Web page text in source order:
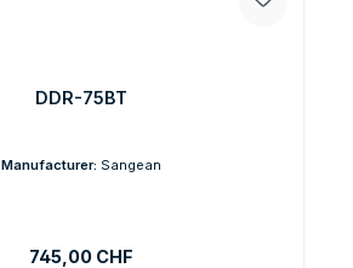
DDR-75BT
Manufacturer: Sangean
Prix régulier :
745,00 CHF